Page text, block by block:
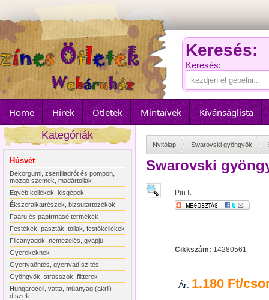
Keresés:
Keresés:
Home Hírek Ötletek Mintaívek
Kívánságlista
Kategóriák
Húsvét
Dekorgumi, zseníliadrót és pompon,
mozgó szemek, madártollak
Egyéb kellékek, kisgépek
Ékszeralkatrészek, bizsutartozékok
Faáru és papírmasé termékek
Festékek, paszták, tollak, festőkellékek
Filcanyagok, nemezelés, gyapjú
Gyerekeknek
Gyertyaöntés, gyertyadíszítés
Gyöngyök, strasszok, flitterek
Hungarocell, vatta, műanyag (akril)
díszek
Nyitólap Swarovski gyöngyök
Swarovski
Pin It
Cikkszám: 14280561
Ár: 1.180 Ft/